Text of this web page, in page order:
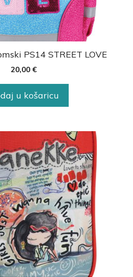
PS14 STREET LOVE
20,00 €
u košaricu